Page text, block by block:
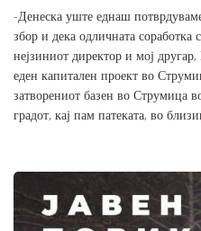
-Денеска уште еднаш
збор и дека одличната
нејзиниот директор и мој
еден капитален проект во
затворениот базен во Струмица
градот, кај пам патеката, во